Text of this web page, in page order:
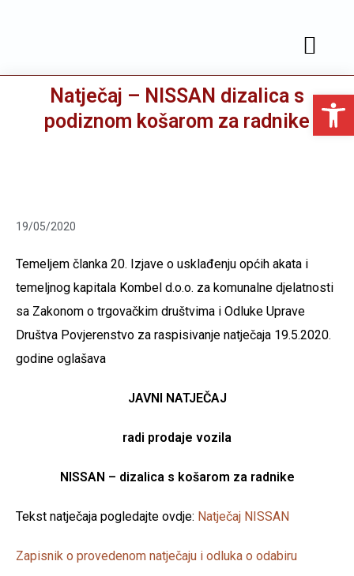
Open toolbar
Natječaj – NISSAN dizalica s
podiznom košarom za radnike
19/05/2020
Temeljem članka 20. Izjave o usklađenju općih akata i
temeljnog kapitala Kombel d.o.o. za komunalne djelatnosti
sa Zakonom o trgovačkim društvima i Odluke Uprave
Društva Povjerenstvo za raspisivanje natječaja 19.5.2020.
godine oglašava
JAVNI NATJEČAJ
radi prodaje vozila
NISSAN – dizalica s košarom za radnike
Tekst natječaja pogledajte ovdje: Natječaj NISSAN
Zapisnik o provedenom natječaju i odluka o odabiru